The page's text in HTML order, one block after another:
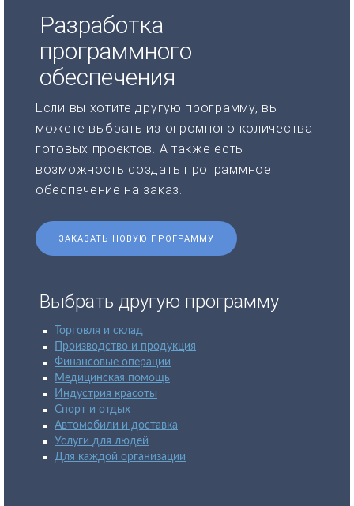
Разработка
программного
обеспечения
Если вы хотите другую программу, вы
можете выбрать из огромного количества
готовых проектов. А также есть
возможность создать программное
обеспечение на заказ.
ЗАКАЗАТЬ НОВУЮ ПРОГРАММУ
Выбрать другую программу
Торговля и склад
Производство и продукция
Финансовые операции
Медицинская помощь
Индустрия красоты
Спорт и отдых
Автомобили и доставка
Услуги для людей
Для каждой организации